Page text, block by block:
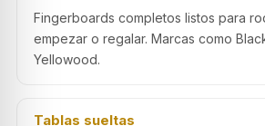
Fingerboards completos listos para
empezar o regalar. Marcas como
Yellowood.
Tablas sueltas